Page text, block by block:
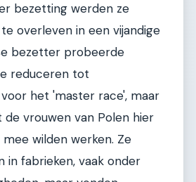
bezetting werden ze
overleven in een vijandige
bezetter probeerde
reduceren tot
het 'master race', maar
de vrouwen van Polen hier
wilden werken. Ze
in fabrieken, vaak onder